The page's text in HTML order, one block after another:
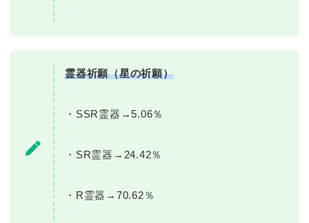
霊器祈願（星の祈願）
・SSR霊器→5.06％
・SR霊器→24.42％
・R霊器→70.62％